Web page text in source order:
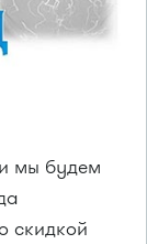
мы будем
скидкой